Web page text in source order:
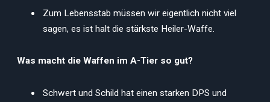
Zum Lebensstab müssen wir eigentlich nicht viel
sagen, es ist halt die stärkste Heiler-Waffe.
Was macht die Waffen im A-Tier so gut?
Schwert und Schild hat einen starken DPS und